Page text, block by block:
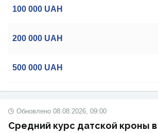
100 000 UAH
200 000 UAH
500 000 UAH
Средний курс датской кроны
Обновлено 08.08.2026, 09:00